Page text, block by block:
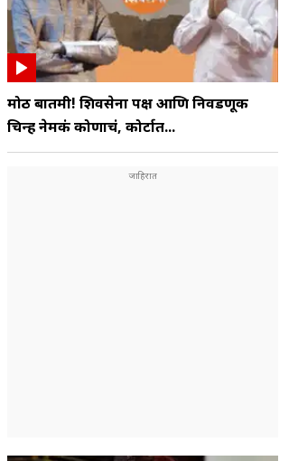
मोठी बातमी! शिवसेना पक्ष आणि निवडणूक
चिन्ह नेमकं कोणाचं, कोर्टात...